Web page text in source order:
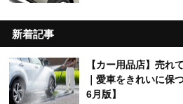
新着記事
【カー用品店】売れ
｜愛車をきれいに保
6月版】